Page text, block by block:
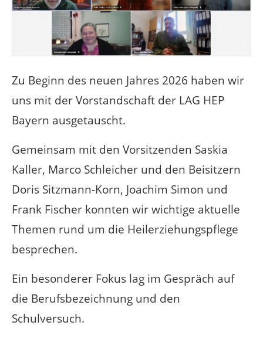
Zu Beginn des neuen Jahres 2026 haben wir
uns mit der Vorstandschaft der LAG HEP
Bayern ausgetauscht.
Gemeinsam mit den Vorsitzenden Saskia
Kaller, Marco Schleicher und den Beisitzern
Doris Sitzmann-Korn, Joachim Simon und
Frank Fischer konnten wir wichtige aktuelle
Themen rund um die Heilerziehungspflege
besprechen.
Ein besonderer Fokus lag im Gespräch auf
die Berufsbezeichnung und den
Schulversuch.